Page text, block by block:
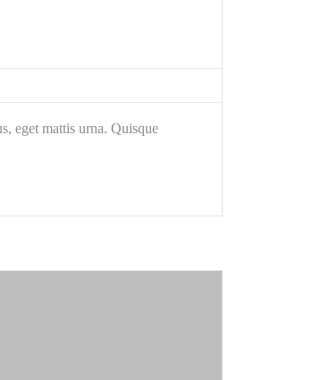
eget mattis urna. Quisque